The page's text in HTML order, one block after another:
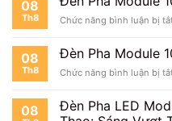
08
Th8 Chức năng bình luận bị
08
Th8
Đèn Pha Module
Chức năng bình luận bị
08
Đèn Pha LED